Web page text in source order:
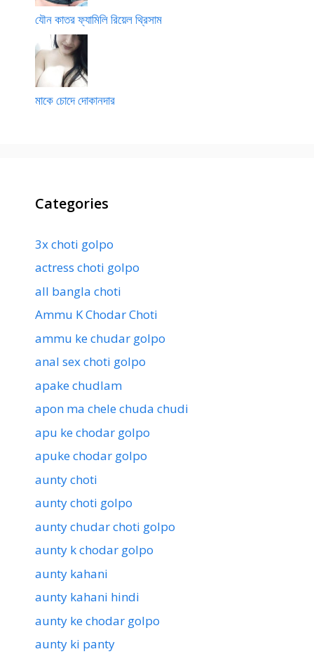
যৌন কাতর ফ্যামিলি রিয়েল থ্রিসাম
মাকে চোদে দোকানদার
Categories
3x choti golpo
actress choti golpo
all bangla choti
Ammu K Chodar Choti
ammu ke chudar golpo
anal sex choti golpo
apake chudlam
apon ma chele chuda chudi
apu ke chodar golpo
apuke chodar golpo
aunty choti
aunty choti golpo
aunty chudar choti golpo
aunty k chodar golpo
aunty kahani
aunty kahani hindi
aunty ke chodar golpo
aunty ki panty